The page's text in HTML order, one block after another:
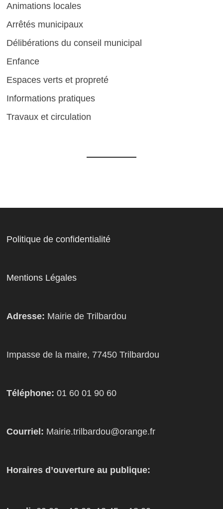
Animations locales
Arrêtés municipaux
Délibérations du conseil municipal
Enfance
Espaces verts et propreté
Informations pratiques
Travaux et circulation
Politique de confidentialité
Mentions Légales
Adresse: Mairie de Trilbardou
Impasse de la maire, 77450 Trilbardou
Téléphone: 01 60 01 90 60
Courriel: Mairie.trilbardou@orange.fr
Horaires d’ouverture au publique: